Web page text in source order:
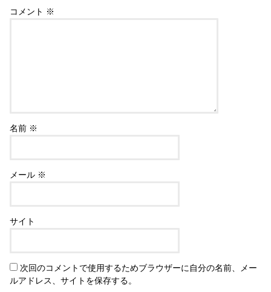
コメント ※
名前 ※
メール ※
サイト
次回のコメントで使用するためブラウザーに自分の名前、メー
ルアドレス、サイトを保存する。